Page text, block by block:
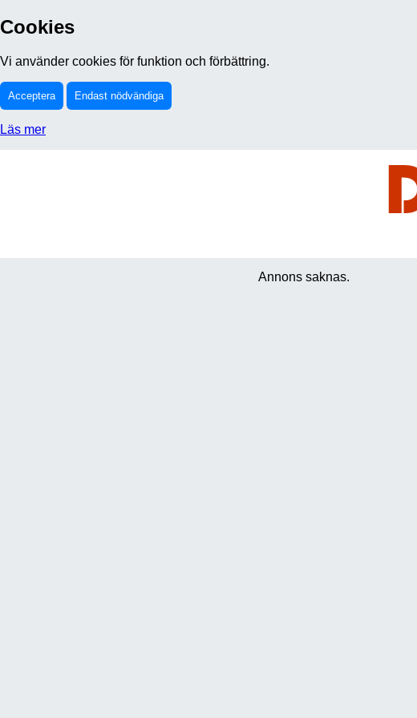
Cookies
Vi använder cookies för funktion och förbättring.
Acceptera Endast nödvändiga
Läs mer
Annons saknas.